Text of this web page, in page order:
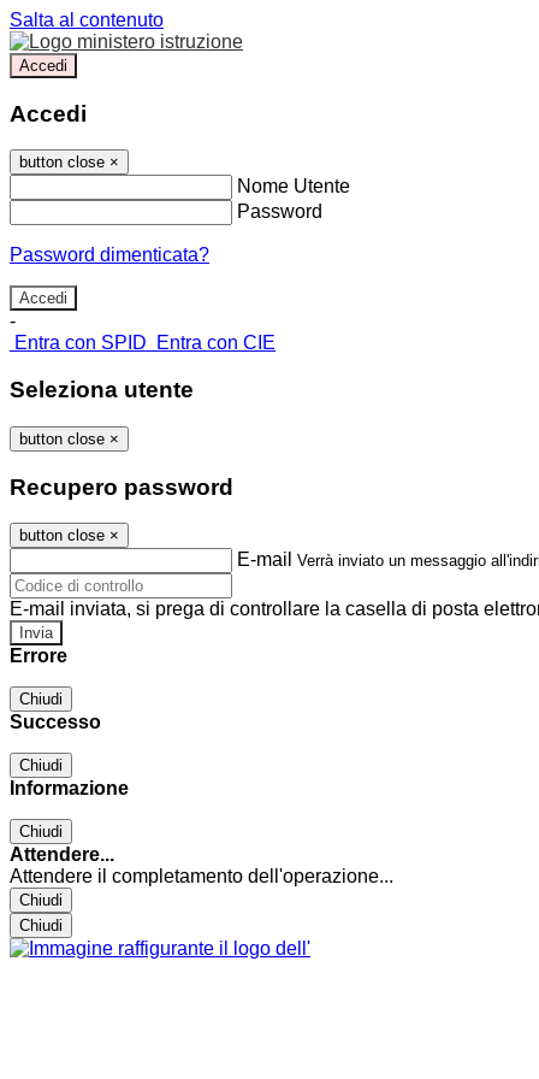
Salta al contenuto
Accedi
Accedi
button close ×
Nome Utente
Password
Password dimenticata?
-
Entra con SPID
Entra con CIE
Seleziona utente
button close ×
Recupero password
button close ×
E-mail Verrà inviato un messaggio
E-mail inviata, si prega di controllare la casella di posta
Errore
Chiudi
Successo
Chiudi
Informazione
Chiudi
Attendere...
Attendere il completamento dell'operazione...
Chiudi
Chiudi